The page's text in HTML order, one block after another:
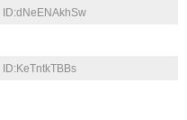
ID:dNeENAkhSw
ID:KeTntkTBBs